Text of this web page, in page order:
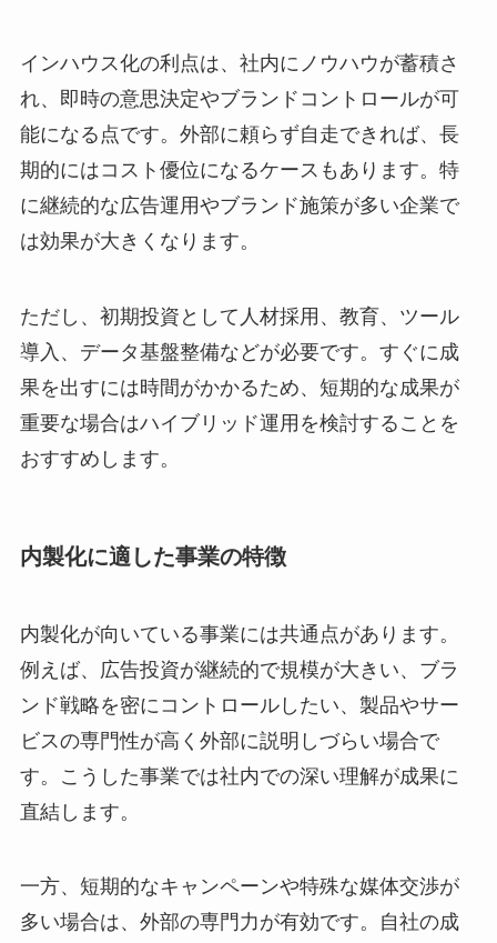
インハウス化の利点は、社内にノウハウが蓄積さ
れ、即時の意思決定やブランドコントロールが可
能になる点です。外部に頼らず自走できれば、長
期的にはコスト優位になるケースもあります。特
に継続的な広告運用やブランド施策が多い企業で
は効果が大きくなります。
ただし、初期投資として人材採用、教育、ツール
導入、データ基盤整備などが必要です。すぐに成
果を出すには時間がかかるため、短期的な成果が
重要な場合はハイブリッド運用を検討することを
おすすめします。
内製化に適した事業の特徴
内製化が向いている事業には共通点があります。
例えば、広告投資が継続的で規模が大きい、ブラ
ンド戦略を密にコントロールしたい、製品やサー
ビスの専門性が高く外部に説明しづらい場合で
す。こうした事業では社内での深い理解が成果に
直結します。
一方、短期的なキャンペーンや特殊な媒体交渉が
多い場合は、外部の専門力が有効です。自社の成